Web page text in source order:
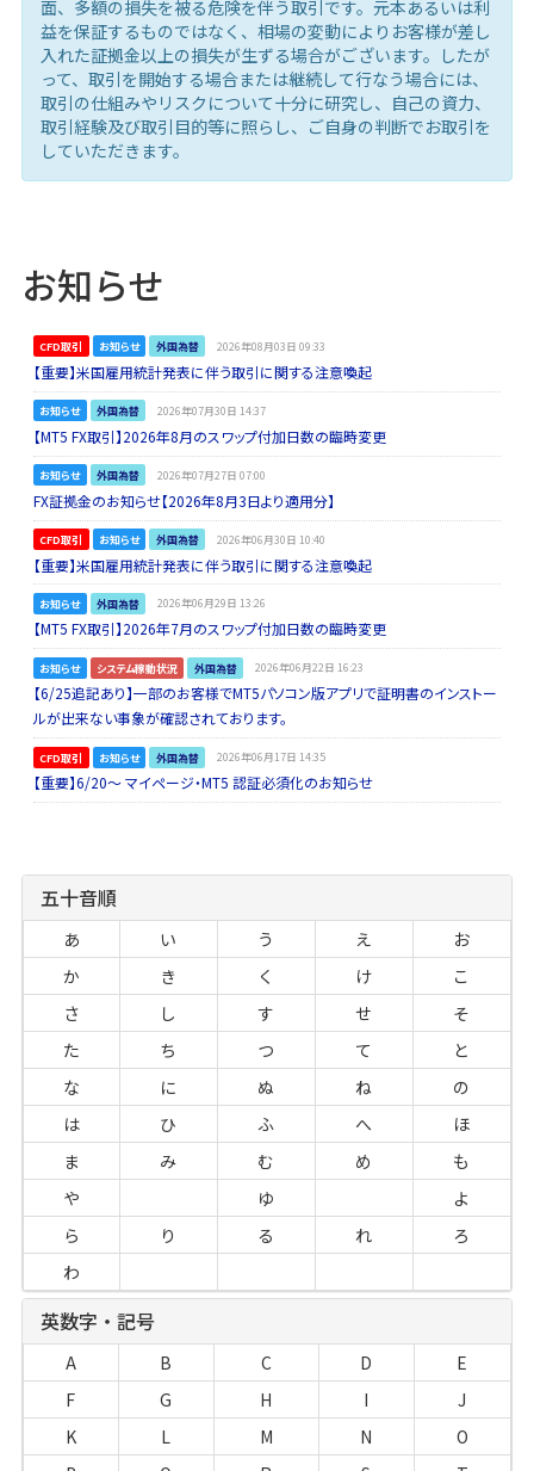
面、多額の損失を被る危険を伴う取引です。元本あるいは利
益を保証するものではなく、相場の変動によりお客様が差し
入れた証拠金以上の損失が生ずる場合がございます。したが
って、取引を開始する場合または継続して行なう場合には、
取引の仕組みやリスクについて十分に研究し、自己の資力、
取引経験及び取引目的等に照らし、ご自身の判断でお取引を
していただきます。
お知らせ
CFD取引 お知らせ 外国為替 2026年08月03日 09:33
【重要】米国雇用統計発表に伴う取引に関する注意喚起
お知らせ 外国為替 2026年07月30日 14:37
【MT5 FX取引】2026年8月のスワップ付加日数の臨時変更
お知らせ 外国為替 2026年07月27日 07:00
FX証拠金のお知らせ【2026年8月3日より適用分】
CFD取引 お知らせ 外国為替 2026年06月30日 10:40
【重要】米国雇用統計発表に伴う取引に関する注意喚起
お知らせ 外国為替 2026年06月29日 13:26
【MT5 FX取引】2026年7月のスワップ付加日数の臨時変更
お知らせ システム稼動状況 外国為替 2026年06月22日 16:23
【6/25追記あり】一部のお客様でMT5パソコン版アプリで証明書のインストー
ルが出来ない事象が確認されております。
CFD取引 お知らせ 外国為替 2026年06月17日 14:35
【重要】6/20～ マイページ・MT5 認証必須化のお知らせ
五十音順
あ い う え
お
か
き く け
こ
さ
し す せ
そ
た
ち つ て
と
な
に ぬ ね
の
は
ひ ふ へ
ほ
ま
み む め
も
や
ゆ
よ
ら
り る れ
ろ
わ
英数字・記号
A B C D
E
F
G H I
J
K
L M N
O